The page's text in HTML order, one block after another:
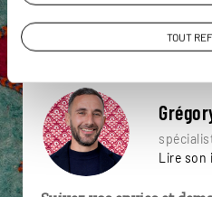
TOUT
Lire son